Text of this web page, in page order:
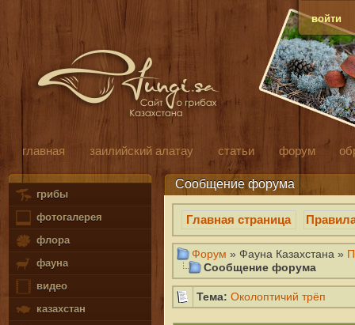
войти
главная заилийский алатау статьи форум
грибы
фотогалерея
флора
фауна
видео
казахстан
Сообщение форума
Главная страница
Форум » Фауна Казахстана »
Сообщение форума
Тема: Околоптичий трёп